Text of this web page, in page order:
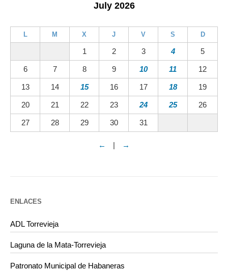
July 2026
L M X J V S D
1 2 3 4 5
6 7 8 9 10 11 12
13 14 15 16 17 18 19
20 21 22 23 24 25 26
27 28 29 30 31
← | →
ENLACES
ADL Torrevieja
Laguna de la Mata-Torrevieja
Patronato Municipal de Habaneras